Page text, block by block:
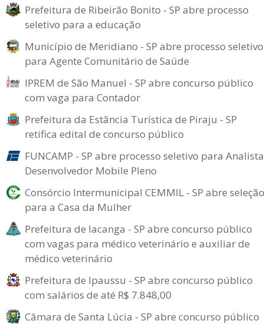
Prefeitura de Ribeirão Bonito - SP abre processo
seletivo para a educação
Município de Meridiano - SP abre processo seletivo
para Agente Comunitário de Saúde
IPREM de São Manuel - SP abre concurso público
com vaga para Contador
Prefeitura da Estância Turística de Piraju - SP
retifica edital de concurso público
FUNCAMP - SP abre processo seletivo para Analista
Desenvolvedor Mobile Pleno
Consórcio Intermunicipal CEMMIL - SP abre seleção
para a Casa da Mulher
Prefeitura de Iacanga - SP abre concurso público
com vagas para médico veterinário e auxiliar de
médico veterinário
Prefeitura de Ipaussu - SP abre concurso público
com salários de até R$ 7.848,00
Câmara de Santa Lúcia - SP abre concurso público